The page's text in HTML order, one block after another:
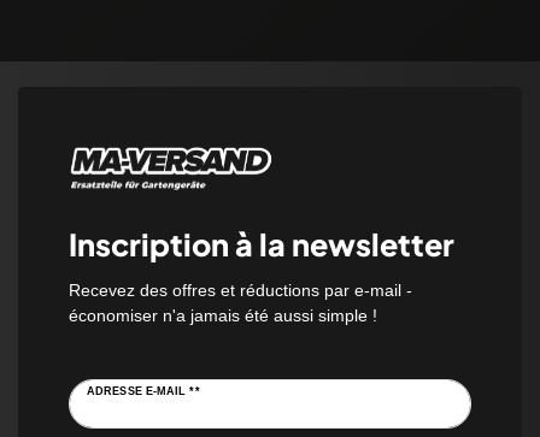
Inscription à la newsletter
Recevez des offres et réductions par e-mail -
économiser n'a jamais été aussi simple !
ADRESSE E-MAIL **